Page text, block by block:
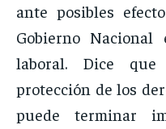
ante posibles
Gobierno
laboral. Dice
protección de los
puede terminar